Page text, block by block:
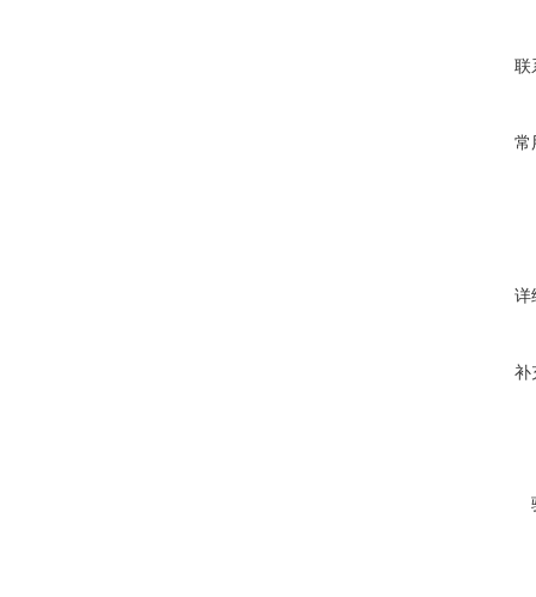
联
常
详
补